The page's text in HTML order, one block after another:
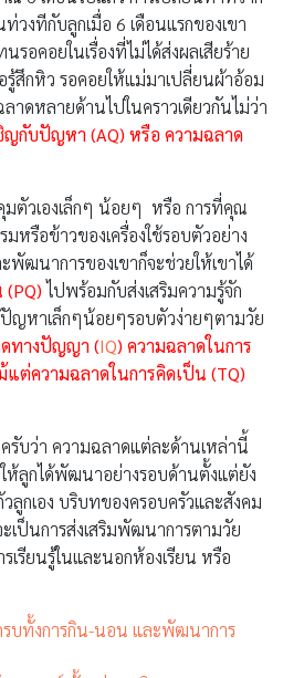
วงทีกับลูกเมื่อ 6​ เดือนแรกของเขา
รอคอยในเรื่องที่ไม่ได้ส่งผลเสียร้าย
รู้สึกหิว รอคอยให้แม่มาเปลี่ยนผ้าอ้อม
าดหลายด้านไปในคราวเดียวกันไม่ว่า
ญกับปัญหา (AQ) หรือ ความฉลาด
มตัวเองเล็กๆ น้อยๆ หรือ การที่คุณ
หรือข้าวของเครื่องใช้รอบตัวอย่าง
ฒนาการของเขาก็จะช่วยให้เขาได้
(PQ) ไปพร้อมกับส่งเสริมความรู้จัก
ปัญหาเล็กๆน้อยๆรอบตัวง่ายๆตามวัย
ทางปัญญา (IQ) ความฉลาดในการ
ต่ความฉลาดในการคิดเป็น (TQ)
บว่า ความฉลาดแต่ละด้านเหล่านี้
ห้ลูกได้พัฒนาอย่างรอบด้านตั้งแต่ยัง
ลูกเอง บริบทของครอบครัวและสังคม
เป็นการส่งเสริมพัฒนาการตามวัย
เรียนรู้ในและนอกห้องเรียน หรือ
รบทั้งการกิน-นอน และพัฒนาการ